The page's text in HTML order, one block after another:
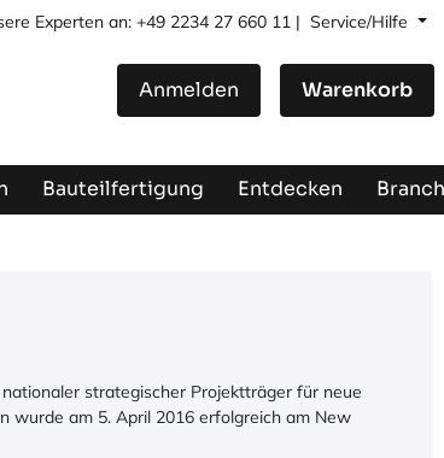
Experten an: +49 2234 27 660 11 | Service/Hilfe
Anmelden Warenkorb
Bauteilfertigung Entdecken
strategischer Projektträger für neue
wurde am 5. April 2016 erfolgreich am New